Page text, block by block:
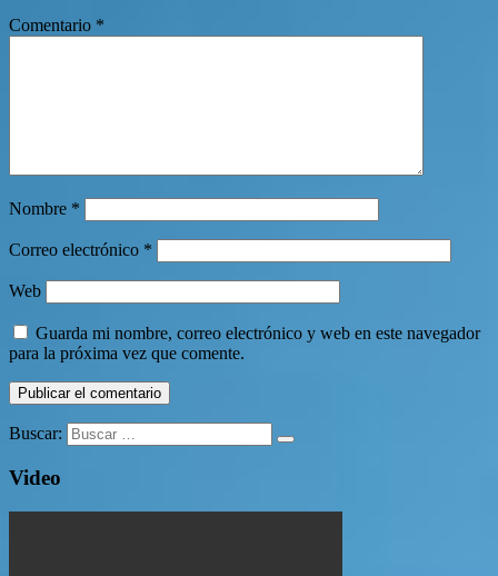
Comentario *
Nombre *
Correo electrónico *
Web
Guarda mi nombre, correo electrónico y web en este navegador
para la próxima vez que comente.
Buscar:
Video